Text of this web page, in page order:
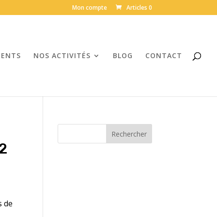
Mon compte Articles 0
NOS ACTIVITÉS BLOG CONTACT
de
Rechercher